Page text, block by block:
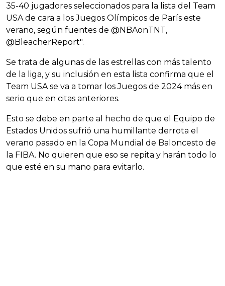
35-40 jugadores seleccionados para la lista del Team
USA de cara a los Juegos Olímpicos de París este
verano, según fuentes de @NBAonTNT,
@BleacherReport".
Se trata de algunas de las estrellas con más talento
de la liga, y su inclusión en esta lista confirma que el
Team USA se va a tomar los Juegos de 2024 más en
serio que en citas anteriores.
Esto se debe en parte al hecho de que el Equipo de
Estados Unidos sufrió una humillante derrota el
verano pasado en la Copa Mundial de Baloncesto de
la FIBA. No quieren que eso se repita y harán todo lo
que esté en su mano para evitarlo.